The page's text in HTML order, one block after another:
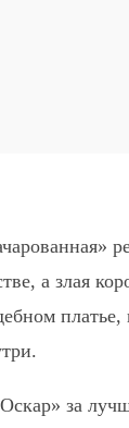
а злая
за